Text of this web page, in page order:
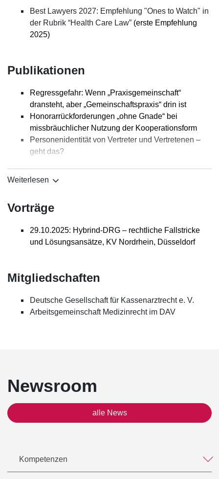
Best Lawyers 2027: Empfehlung "Ones to Watch" in
der Rubrik “Health Care Law” (erste Empfehlung
2025)
Publikationen
Regressgefahr: Wenn „Praxisgemeinschaft“
dransteht, aber „Gemeinschaftspraxis“ drin ist
Honorarrückforderungen „ohne Gnade“ bei
missbräuchlicher Nutzung der Kooperationsform
Personenidentität von Vertreter und Vertretenen –
geht das?
können MVZ damit umgehen!, Beitrag auf
Nachbesetzungsfrist gilt für Viertel-Arztstellen?
Dauerbrenner
Weiterlesen
Vorträge
29.10.2025: Hybrind-DRG – rechtliche Fallstricke
und Lösungsansätze, KV Nordrhein, Düsseldorf
Mitgliedschaften
Deutsche Gesellschaft für Kassenarztrecht e. V.
Arbeitsgemeinschaft Medizinrecht im DAV
Newsroom
alle News
Kompetenzen